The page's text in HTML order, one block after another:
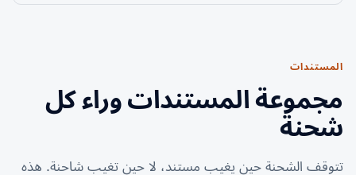
المستندات
مجموعة المستندات وراء كل
شحنة
تتوقف الشحنة حين يغيب مستند، لا حين تغيب شاحنة. هذه